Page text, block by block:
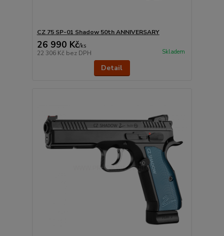
CZ 75 SP-01 Shadow 50th ANNIVERSARY
26 990 Kč/ks
22 306 Kč bez DPH Skladem
Detail